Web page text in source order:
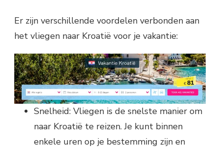
Er zijn verschillende voordelen verbonden aan
het vliegen naar Kroatië voor je vakantie:
Snelheid: Vliegen is de snelste manier om
naar Kroatië te reizen. Je kunt binnen
enkele uren op je bestemming zijn en